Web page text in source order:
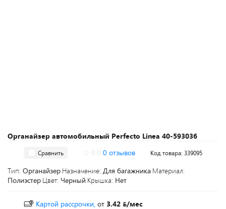
Органайзер автомобильный Perfecto Linea 40-593036
Сравнить 0 отзывов Код товара: 339095
Тип: Органайзер Назначение: Для багажника Материал:
Полиэстер Цвет: Черный Крышка: Нет
Картой рассрочки, от 3.42
/мес